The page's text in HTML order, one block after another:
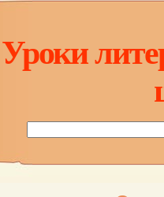
Уроки